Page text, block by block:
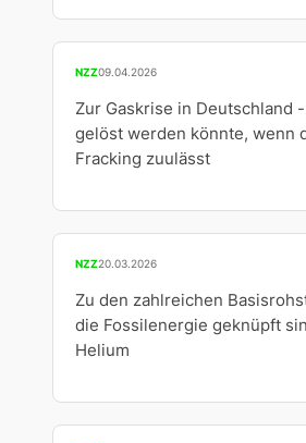
NZZ09.04.2026
Zur Gaskrise in Deutschland
gelöst werden könnte, wenn
Fracking zuulässt
NZZ20.03.2026
Zu den zahlreichen
die Fossilenergie geknüpft
Helium